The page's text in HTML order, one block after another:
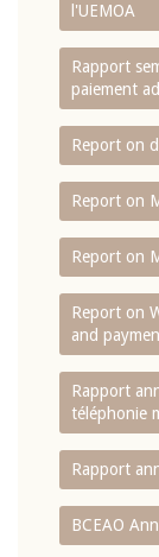
l'UEMOA
Rapport
paiement
Report on
Report on
Report on
Report on
and
Rapport
téléphonie
Rapport
BCEAO